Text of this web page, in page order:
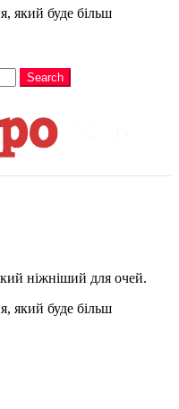
який буде більш
Search
ніжніший для очей.
який буде більш